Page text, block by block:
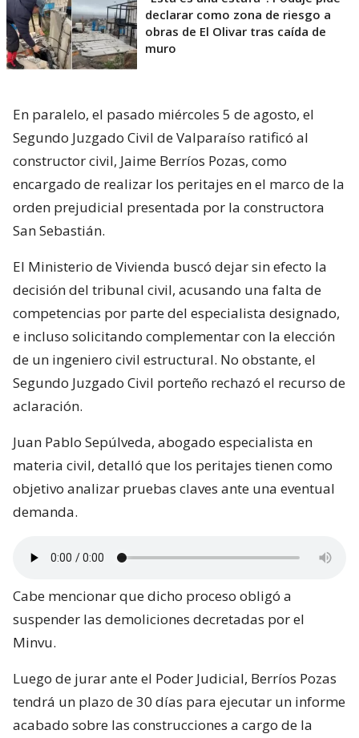
declarar como zona de riesgo a
obras de El Olivar tras caída de
muro
En paralelo, el pasado miércoles 5 de agosto, el
Segundo Juzgado Civil de Valparaíso ratificó al
constructor civil, Jaime Berríos Pozas, como
encargado de realizar los peritajes en el marco de la
orden prejudicial presentada por la constructora
San Sebastián.
El Ministerio de Vivienda buscó dejar sin efecto la
decisión del tribunal civil, acusando una falta de
competencias por parte del especialista designado,
e incluso solicitando complementar con la elección
de un ingeniero civil estructural. No obstante, el
Segundo Juzgado Civil porteño rechazó el recurso de
aclaración.
Juan Pablo Sepúlveda, abogado especialista en
materia civil, detalló que los peritajes tienen como
objetivo analizar pruebas claves ante una eventual
demanda.
Cabe mencionar que dicho proceso obligó a
suspender las demoliciones decretadas por el
Minvu.
Luego de jurar ante el Poder Judicial, Berríos Pozas
tendrá un plazo de 30 días para ejecutar un informe
acabado sobre las construcciones a cargo de la